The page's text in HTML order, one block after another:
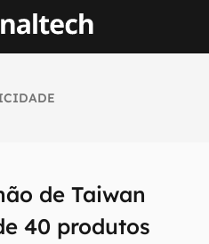
de Taiwan
40 produtos
em primeira